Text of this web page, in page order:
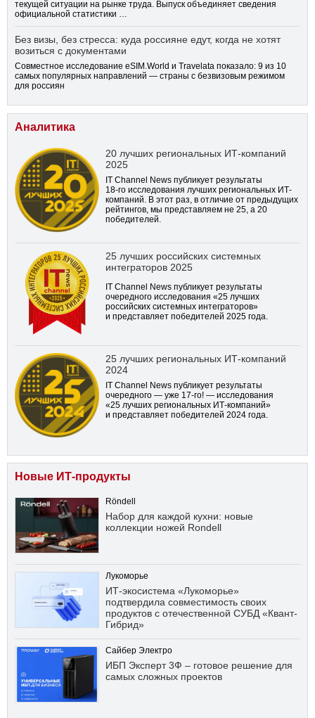
текущей ситуации на рынке труда. Выпуск объединяет сведения
официальной статистики …
Без визы, без стресса: куда россияне едут, когда не хотят
возиться с документами
Совместное исследование eSIM.World и Travelata показало: 9 из 10
самых популярных направлений — страны с безвизовым режимом
для россиян
Аналитика
20 лучших региональных ИТ-компаний
2025
IT Channel News публикует результаты
18-го исследования лучших региональных ИТ-
компаний. В этот раз, в отличие от предыдущих
рейтингов, мы представляем не 25, а 20
победителей.
25 лучших российских системных
интеграторов 2025
IT Channel News публикует результаты
очередного исследования «25 лучших
российских системных интеграторов»
и представляет победителей 2025 года.
25 лучших региональных ИТ-компаний
2024
IT Channel News публикует результаты
очередного — уже 17-го! — исследования
«25 лучших региональных ИТ-компаний»
и представляет победителей 2024 года.
Новые ИТ-продукты
Röndell
Набор для каждой кухни: новые
коллекции ножей Rondell
Лукоморье
ИТ-экосистема «Лукоморье»
подтвердила совместимость своих
продуктов с отечественной СУБД «Квант-
Гибрид»
Сайбер Электро
ИБП Эксперт 3Ф – готовое решение для
самых сложных проектов